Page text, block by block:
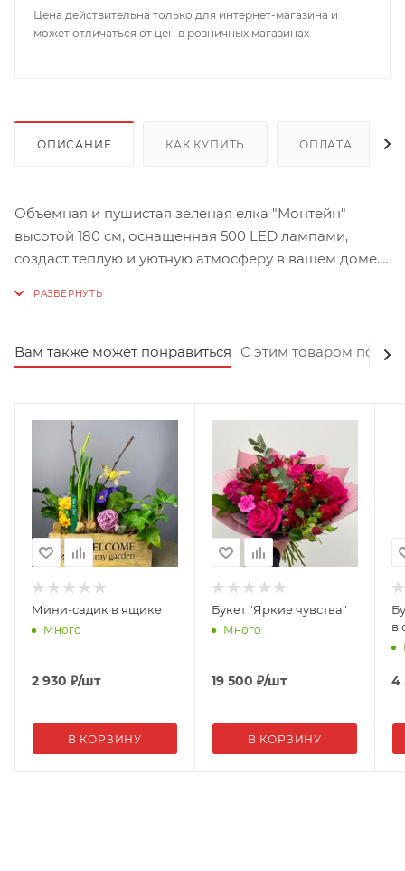
Цена действительна только для интернет-магазина и
может отличаться от цен в розничных магазинах
ОПИСАНИЕ КАК КУПИТЬ ОПЛАТА
Объемная и пушистая зеленая елка "Монтейн"
высотой 180 см, оснащенная 500 LED лампами,
создаст теплую и уютную атмосферу в вашем доме.
качественных материалов: видимая часть хвои
сделана из полирезина, а прочное крепление и
система раскрытия веток обеспечивает быструю и
удобную установку. Купить эту прекрасную елку вы
можете в нашем магазине "Цветочная Миля". Бренд:
Вам также может понравиться С этим товаром
Мини-садик в ящике
Много
2 930 ₽/шт
В КОРЗИНУ
Букет "Яркие чувства"
Много
19 500 ₽/шт
В КОРЗИНУ
в
4